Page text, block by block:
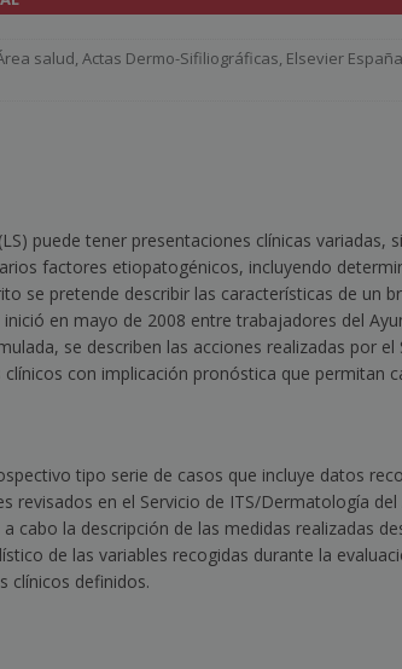
NOTICIAS
Con la IA como principal acceso a la información, la
de los medios.
NOTICIAS
salud, Actas Dermo-Sifiliográficas, Elsevier España
puede tener presentaciones clínicas variadas,
factores etiopatogénicos, incluyendo
se pretende describir las características de un
en mayo de 2008 entre trabajadores del
se describen las acciones realizadas por
con implicación pronóstica que permitan
tipo serie de casos que incluye datos
revisados en el Servicio de ITS/Dermatología
cabo la descripción de las medidas realizadas
de las variables recogidas durante la
clínicos definidos.